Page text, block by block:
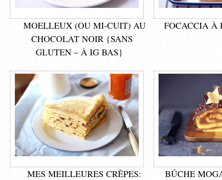
MOELLEUX (OU MI-CUIT) AU
CHOCOLAT NOIR {SANS
GLUTEN – À IG BAS}
FOCACCIA À
MES MEILLEURES CRÊPES:
BÛCHE